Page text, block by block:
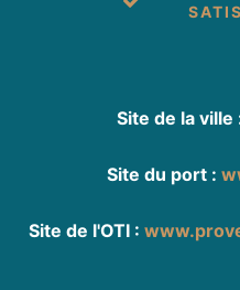
Site de la ville
Site du port :
Site de l'OTI :